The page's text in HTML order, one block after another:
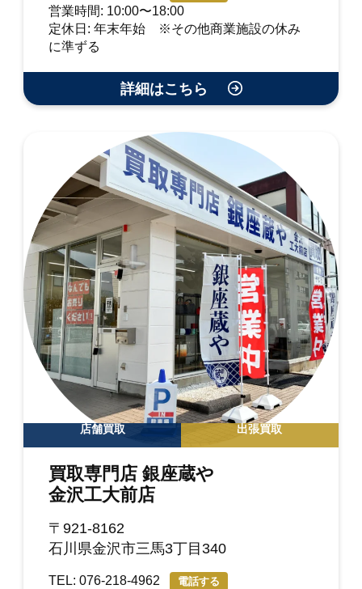
営業時間: 10:00〜18:00
定休日: 年末年始 ※その他商業施設の休み
に準ずる
詳細はこちら
店舗買取 出張買取
買取専門店 銀座蔵や
金沢工大前店
〒921-8162
石川県金沢市三馬3丁目340
TEL: 076-218-4962 電話する